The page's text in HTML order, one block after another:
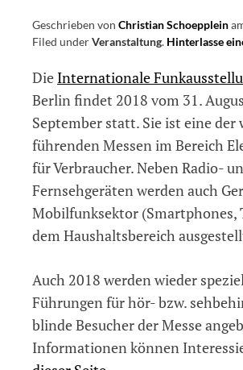
Geschrieben von Christian Schoepplein
Filed underVeranstaltung. Hinterlasse
Die Internationale
Berlin findet 2018 vom 31.
September statt. Sie ist eine der
führenden Messen im Bereich
für Verbraucher. Neben Radio-
Fernsehgeräten werden auch
Mobilfunksektor (Smartphones,
dem Haushaltsbereich
Auch 2018 werden wieder
Führungen für hör- bzw.
blinde Besucher der Messe
Informationen können